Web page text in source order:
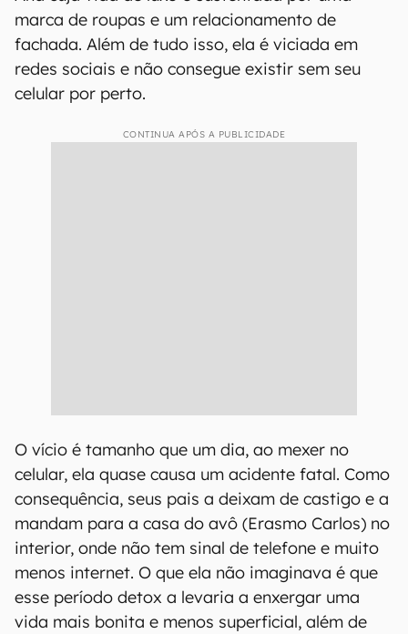
marca de roupas e um relacionamento de
fachada. Além de tudo isso, ela é viciada em
redes sociais e não consegue existir sem seu
celular por perto.
CONTINUA APÓS A PUBLICIDADE
O vício é tamanho que um dia, ao mexer no
celular, ela quase causa um acidente fatal. Como
consequência, seus pais a deixam de castigo e a
mandam para a casa do avô (Erasmo Carlos) no
interior, onde não tem sinal de telefone e muito
menos internet. O que ela não imaginava é que
esse período detox a levaria a enxergar uma
vida mais bonita e menos superficial, além de